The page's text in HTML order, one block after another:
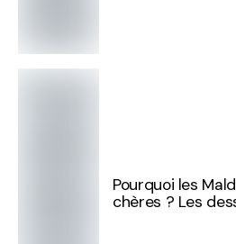
Pourquoi les
chères ? Les